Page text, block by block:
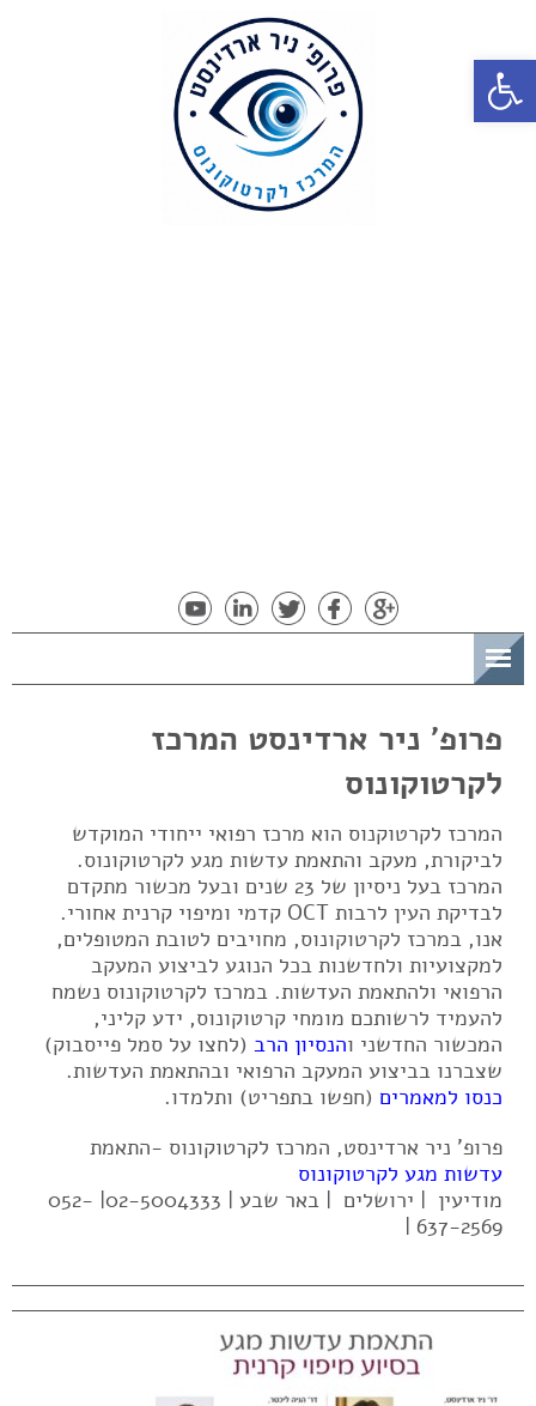
פתח סרגל נגישות
פרופ' ניר ארדינסט המרכז
לקרטוקונוס
המרכז לקרטוקנוס הוא מרכז רפואי ייחודי המוקדש
לביקורת, מעקב והתאמת עדשות מגע לקרטוקונוס.
המרכז בעל ניסיון של 23 שנים ובעל מכשור מתקדם
לבדיקת העין לרבות OCT קדמי ומיפוי קרנית אחורי.
אנו, במרכז לקרטוקונוס, מחויבים לטובת המטופלים,
למקצועיות ולחדשנות בכל הנוגע לביצוע המעקב
הרפואי ולהתאמת העדשות. במרכז לקרטוקונוס נשמח
להעמיד לרשותכם מומחי קרטוקונוס, ידע קליני,
המכשור החדשני והנסיון הרב (לחצו על סמל פייסבוק)
שצברנו בביצוע המעקב הרפואי ובהתאמת העדשות.
כנסו למאמרים (חפשו בתפריט) ותלמדו.
פרופ' ניר ארדינסט, המרכז לקרטוקונוס -התאמת
עדשות מגע לקרטוקונוס
מודיעין | ירושלים | באר שבע | 02-5004333| 052-
637-2569 |